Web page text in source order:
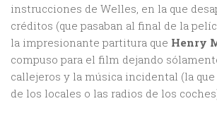
instrucciones de Welles, en la que
créditos (que pasaban al final de la
la impresionante partitura que Henry
compuso para el film dejando
callejeros y la música incidental (la
de los locales o las radios de los